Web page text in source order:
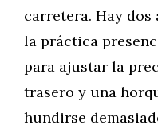
carretera. Hay dos
la práctica
para ajustar la
trasero y una
hundirse